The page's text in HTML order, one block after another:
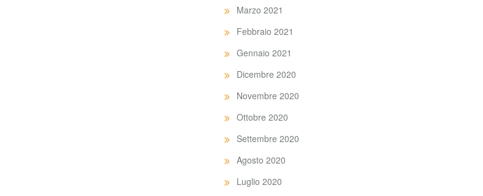
Marzo 2021
Febbraio 2021
Gennaio 2021
Dicembre 2020
Novembre 2020
Ottobre 2020
Settembre 2020
Agosto 2020
Luglio 2020